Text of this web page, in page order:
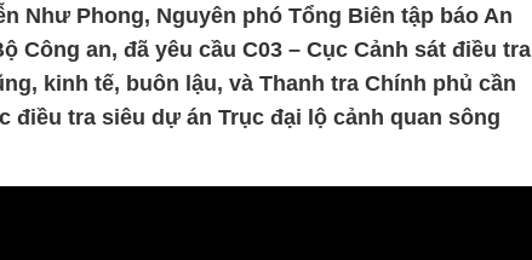
Như Phong, Nguyên phó Tổng Biên tập báo An
Công an, đã yêu cầu C03 – Cục Cảnh sát điều tra
kinh tế, buôn lậu, và Thanh tra Chính phủ cần
điều tra siêu dự án Trục đại lộ cảnh quan sông